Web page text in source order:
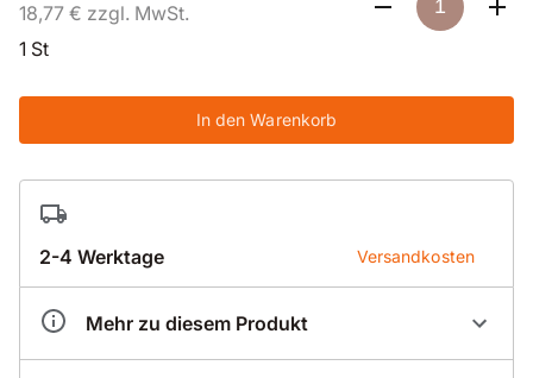
18,77 € zzgl. MwSt.
1 St
In den Warenkorb
2-4 Werktage Versandkosten
Mehr zu diesem Produkt